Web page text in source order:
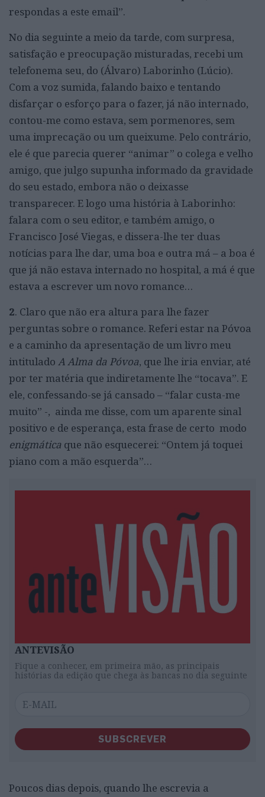
respondas a este email”.
No dia seguinte a meio da tarde, com surpresa,
satisfação e preocupação misturadas, recebi um
telefonema seu, do (Álvaro) Laborinho (Lúcio).
Com a voz sumida, falando baixo e tentando
disfarçar o esforço para o fazer, já não internado,
contou-me como estava, sem pormenores, sem
uma imprecação ou um queixume. Pelo contrário,
ele é que parecia querer “animar” o colega e velho
amigo, que julgo supunha informado da gravidade
do seu estado, embora não o deixasse
transparecer. E logo uma história à Laborinho:
falara com o seu editor, e também amigo, o
Francisco José Viegas, e dissera-lhe ter duas
notícias para lhe dar, uma boa e outra má – a boa é
que já não estava internado no hospital, a má é que
estava a escrever um novo romance…
2. Claro que não era altura para lhe fazer
perguntas sobre o romance. Referi estar na Póvoa
e a caminho da apresentação de um livro meu
intitulado A Alma da Póvoa, que lhe iria enviar, até
por ter matéria que indiretamente lhe “tocava”. E
ele, confessando-se já cansado – “falar custa-me
muito” -, ainda me disse, com um aparente sinal
positivo e de esperança, esta frase de certo modo
enigmática que não esquecerei: “Ontem já toquei
piano com a mão esquerda”…
ANTEVISÃO
Fique a conhecer, em primeira mão, as principais
histórias da edição que chega às bancas no dia seguinte
SUBSCREVER
Poucos dias depois, quando lhe escrevia a